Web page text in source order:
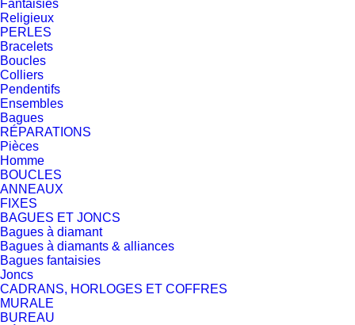
Fantaisies
Religieux
PERLES
Bracelets
Boucles
Colliers
Pendentifs
Ensembles
Bagues
RÉPARATIONS
Pièces
Homme
BOUCLES
ANNEAUX
FIXES
BAGUES ET JONCS
Bagues à diamant
Bagues à diamants & alliances
Bagues fantaisies
Joncs
CADRANS, HORLOGES ET COFFRES
MURALE
BUREAU